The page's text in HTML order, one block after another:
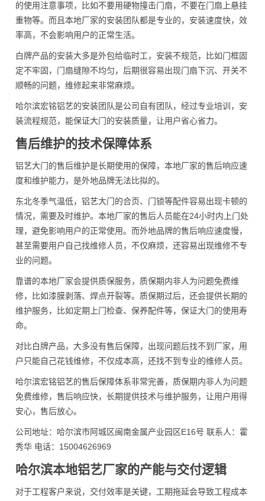
的使用注意事项，比如不要用硬物撞击门扇，不要在门扇上悬挂
重物等。而且本地厂家的安装团队都是专业的，安装速度快，效
率高，不会影响用户的正常生活。
白牌产品的安装大多是外包给临时工，安装不规范，比如门框固
定不牢固，门扇缝隙不均匀，后期很容易出现门扇下沉、开关不
顺畅的问题，维修起来非常麻烦。
哈尔滨宏铭铝艺的安装团队是公司自有团队，经过专业培训，安
装流程规范，能保证大门的安装质量，让用户省心省力。
售后维护的技术保障体系
铝艺大门的售后维护是长期使用的保障，本地厂家的售后响应速
度和维护能力，是外地品牌无法比拟的。
东北冬季气温低，铝艺大门的合页、门锁等配件容易出现卡顿的
情况，需要及时维护。本地厂家的售后人员能在24小时内上门处
理，避免影响用户的正常使用。而外地品牌的售后响应速度慢，
甚至需要用户自己找维修人员，不仅麻烦，还容易出现维修不专
业的问题。
靠谱的本地厂家会提供质保服务，质保期内非人为问题免费维
修，比如漆膜剥落、焊点开裂等。质保期过后，还会提供长期的
维护服务，比如定期上门检查、保养配件等，保证大门的使用寿
命。
对比白牌产品，大多没有售后保障，出现问题后找不到厂家，用
户只能自己花钱维修，不仅成本高，还找不到专业的维修人员。
哈尔滨宏铭铝艺的售后保障体系非常完善，质保期内非人为问题
免费维修，售后响应快，长期提供技术与维护服务，让用户用得
安心，售后放心。
公司地址：哈尔滨市阿城区闽南金属产业园区E16号 联系人：霍
秀华 电话：15004626969
哈尔滨本地铝艺厂家的产能与交付逻辑
对于工程客户来说，交付效率是关键，工期拖延会导致工程成本